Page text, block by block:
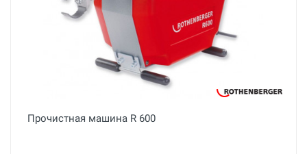
Прочистная машина R 600